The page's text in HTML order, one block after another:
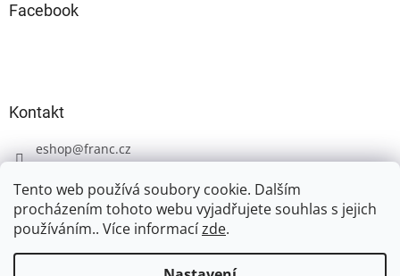
Tento web používá soubory cookie. Dalším
procházením tohoto webu vyjadřujete souhlas s jejich
používáním.. Více informacízde.
Facebook
Kontakt
eshop@franc.cz